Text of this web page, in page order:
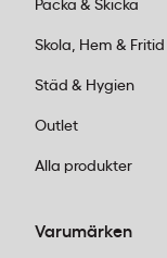
Packa & Skicka
Skola, Hem & Fritid
Städ & Hygien
Outlet
Alla produkter
Varumärken